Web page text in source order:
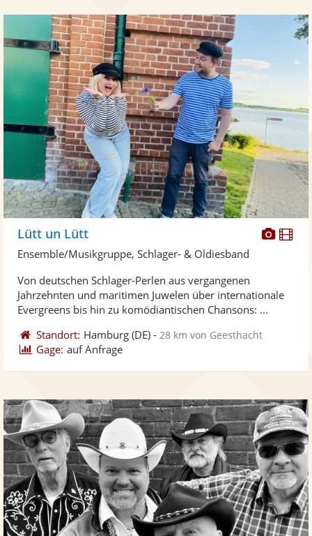
Lütt un Lütt
Ensemble/Musikgruppe, Schlager- & Oldiesband
Von deutschen Schlager-Perlen aus vergangenen
Jahrzehnten und maritimen Juwelen über internationale
Evergreens bis hin zu komödiantischen Chansons: ...
Standort: Hamburg (DE) - 28 km von Geesthacht
Gage: auf Anfrage